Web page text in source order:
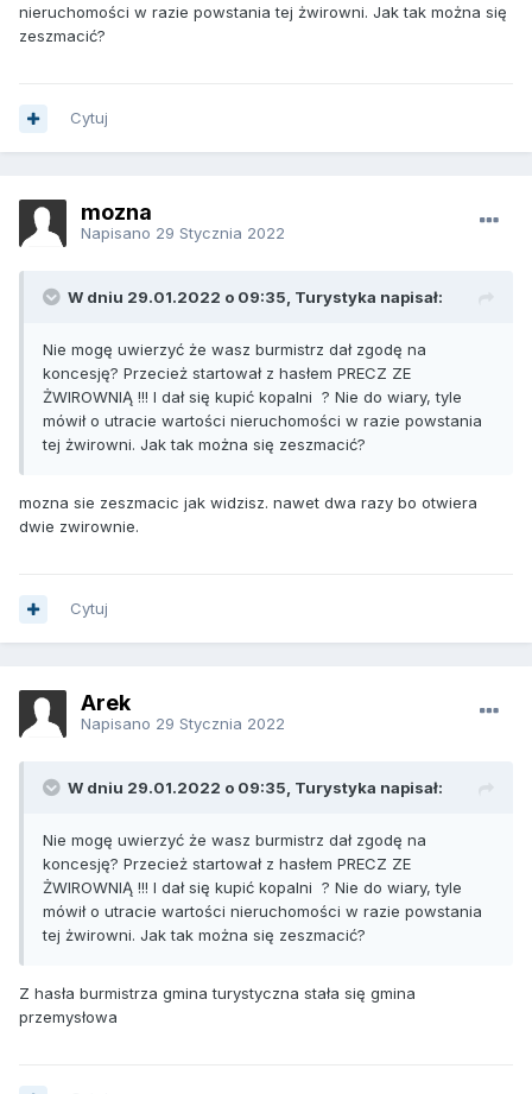
nieruchomości w razie powstania tej żwirowni. Jak tak można się
zeszmacić?
Cytuj
mozna
Napisano 29 Stycznia 2022
W dniu 29.01.2022 o 09:35, Turystyka napisał:
Nie mogę uwierzyć że wasz burmistrz dał zgodę na
koncesję? Przecież startował z hasłem PRECZ ZE
ŻWIROWNIĄ !!! I dał się kupić kopalni ? Nie do wiary, tyle
mówił o utracie wartości nieruchomości w razie powstania
tej żwirowni. Jak tak można się zeszmacić?
mozna sie zeszmacic jak widzisz. nawet dwa razy bo otwiera
dwie zwirownie.
Cytuj
Arek
Napisano 29 Stycznia 2022
W dniu 29.01.2022 o 09:35, Turystyka napisał:
Nie mogę uwierzyć że wasz burmistrz dał zgodę na
koncesję? Przecież startował z hasłem PRECZ ZE
ŻWIROWNIĄ !!! I dał się kupić kopalni ? Nie do wiary, tyle
mówił o utracie wartości nieruchomości w razie powstania
tej żwirowni. Jak tak można się zeszmacić?
Z hasła burmistrza gmina turystyczna stała się gmina
przemysłowa